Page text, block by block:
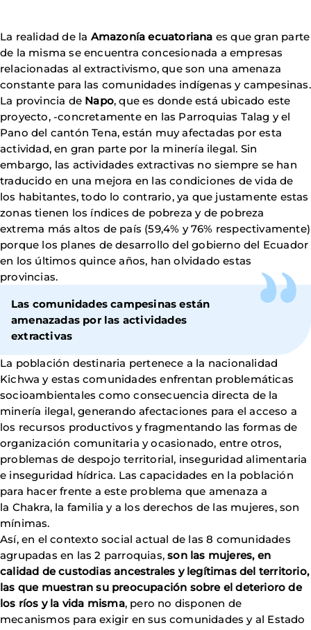
La realidad de la Amazonía ecuatoriana es que gran parte
de la misma se encuentra concesionada a empresas
relacionadas al extractivismo, que son una amenaza
constante para las comunidades indígenas y campesinas.
La provincia de Napo, que es donde está ubicado este
proyecto, -concretamente en las Parroquias Talag y el
Pano del cantón Tena, están muy afectadas por esta
actividad, en gran parte por la minería ilegal. Sin
embargo, las actividades extractivas no siempre se han
traducido en una mejora en las condiciones de vida de
los habitantes, todo lo contrario, ya que justamente estas
zonas tienen los índices de pobreza y de pobreza
extrema más altos de país (59,4% y 76% respectivamente)
porque los planes de desarrollo del gobierno del Ecuador
en los últimos quince años, han olvidado estas
provincias.
Las comunidades campesinas están
amenazadas por las actividades
extractivas
La población destinaria pertenece a la nacionalidad
Kichwa y estas comunidades enfrentan problemáticas
socioambientales como consecuencia directa de la
minería ilegal, generando afectaciones para el acceso a
los recursos productivos y fragmentando las formas de
organización comunitaria y ocasionado, entre otros,
problemas de despojo territorial, inseguridad alimentaria
e inseguridad hídrica. Las capacidades en la población
para hacer frente a este problema que amenaza a
la Chakra, la familia y a los derechos de las mujeres, son
mínimas.
Así, en el contexto social actual de las 8 comunidades
agrupadas en las 2 parroquias,son las mujeres, en
calidad de custodias ancestrales y legítimas del territorio,
las que muestran su preocupación sobre el deterioro de
los ríos y la vida misma, pero no disponen de
mecanismos para exigir en sus comunidades y al Estado